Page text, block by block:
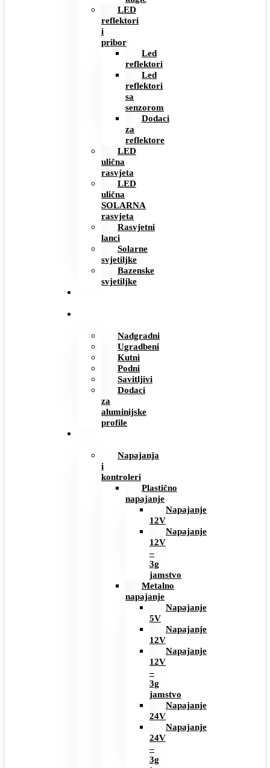
LED
reflektori
i
pribor
Led
reflektori
Led
reflektori
sa
senzorom
Dodaci
za
reflektore
LED
ulična
rasvjeta
LED
ulična
SOLARNA
rasvjeta
Rasvjetni
lanci
Solarne
svjetiljke
Bazenske
svjetiljke
Nadgradni
Ugradbeni
Kutni
Podni
Savitljivi
Dodaci
za
aluminijske
profile
Napajanja
i
kontroleri
Plastično
napajanje
Napajanje
12V
Napajanje
12V
–
3g
jamstvo
Metalno
napajanje
Napajanje
5V
Napajanje
12V
Napajanje
12V
–
3g
jamstvo
Napajanje
24V
Napajanje
24V
–
3g